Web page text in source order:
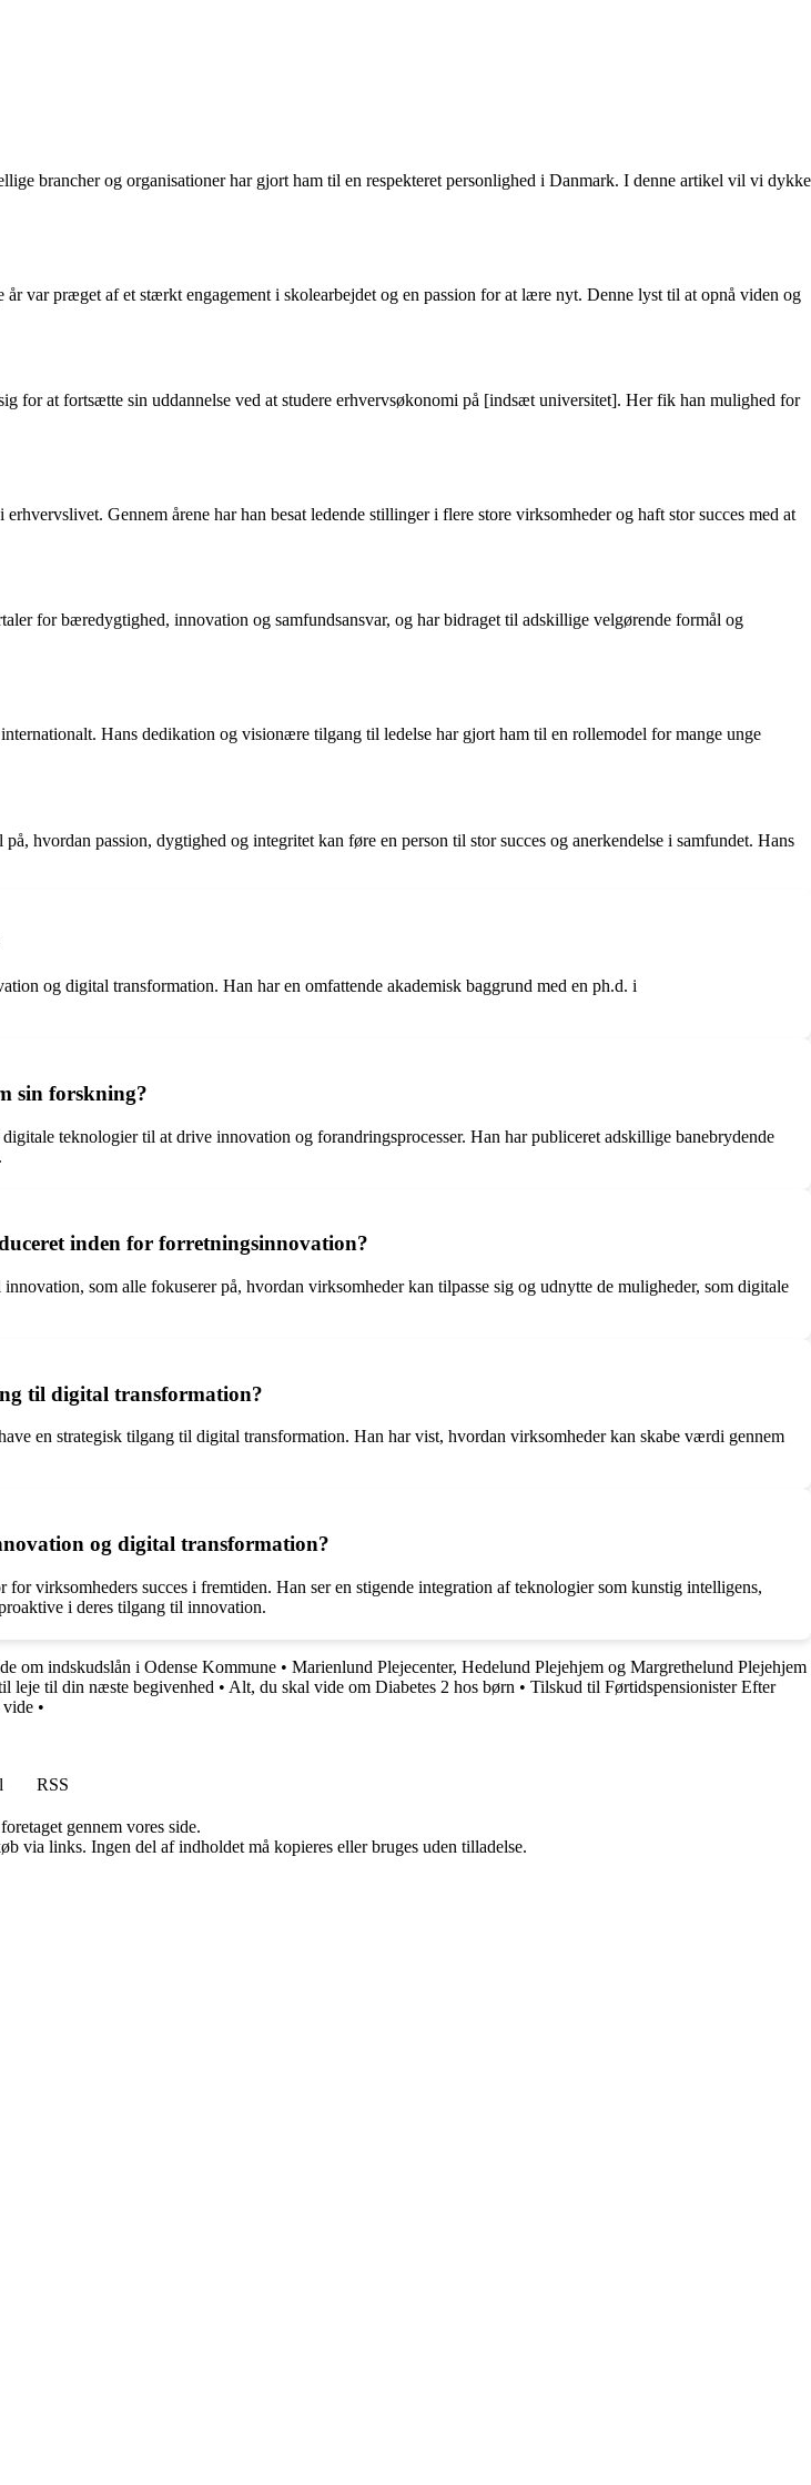
brancher og organisationer har gjort ham til en respekteret personlighed i Danmark. I denne artikel vil vi dykke
var præget af et stærkt engagement i skolearbejdet og en passion for at lære nyt. Denne lyst til at opnå viden og
for at fortsætte sin uddannelse ved at studere erhvervsøkonomi på [indsæt universitet]. Her fik han mulighed for
Gennem årene har han besat ledende stillinger i flere store virksomheder og haft stor succes med at
for bæredygtighed, innovation og samfundsansvar, og har bidraget til adskillige velgørende formål og
Hans dedikation og visionære tilgang til ledelse har gjort ham til en rollemodel for mange unge
hvordan passion, dygtighed og integritet kan føre en person til stor succes og anerkendelse i samfundet. Hans
og digital transformation. Han har en omfattende akademisk baggrund med en ph.d. i
sin forskning?
teknologier til at drive innovation og forandringsprocesser. Han har publiceret adskillige banebrydende
inden for forretningsinnovation?
som alle fokuserer på, hvordan virksomheder kan tilpasse sig og udnytte de muligheder, som digitale
til digital transformation?
en strategisk tilgang til digital transformation. Han har vist, hvordan virksomheder kan skabe værdi gennem
og digital transformation?
virksomheders succes i fremtiden. Han ser en stigende integration af teknologier som kunstig intelligens,
i deres tilgang til innovation.
om indskudslån i Odense Kommune • Marienlund Plejecenter, Hedelund Plejehjem og Margrethelund Plejehjem
leje til din næste begivenhed • Alt, du skal vide om Diabetes 2 hos børn • Tilskud til Førtidspensionister Efter
vide •
RSS
gennem vores side.
via links. Ingen del af indholdet må kopieres eller bruges uden tilladelse.